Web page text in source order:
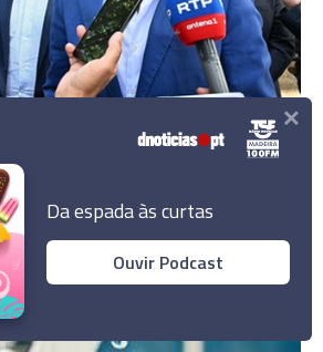
do PS”
Da espada às curtas
Ouvir Podcast
×